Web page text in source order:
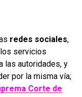
redes sociales,
servicios
las autoridades, y
por la misma vía;
Corte de